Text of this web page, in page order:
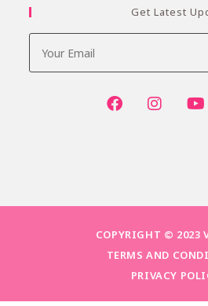
Get Latest
COPYRIGHT © 2023
TERMS AND
PRIVACY